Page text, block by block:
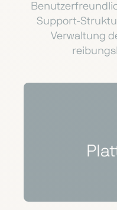
Support-
Verwaltung